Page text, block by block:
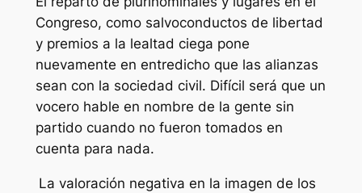
Congreso, como salvoconductos de libertad
y premios a la lealtad ciega pone
nuevamente en entredicho que las alianzas
sean con la sociedad civil. Difícil será que un
vocero hable en nombre de la gente sin
partido cuando no fueron tomados en
cuenta para nada.
La valoración negativa en la imagen de los